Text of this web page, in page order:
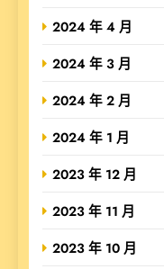
2024 年 4 月
2024 年 3 月
2024 年 2 月
2024 年 1 月
2023 年 12 月
2023 年 11 月
2023 年 10 月